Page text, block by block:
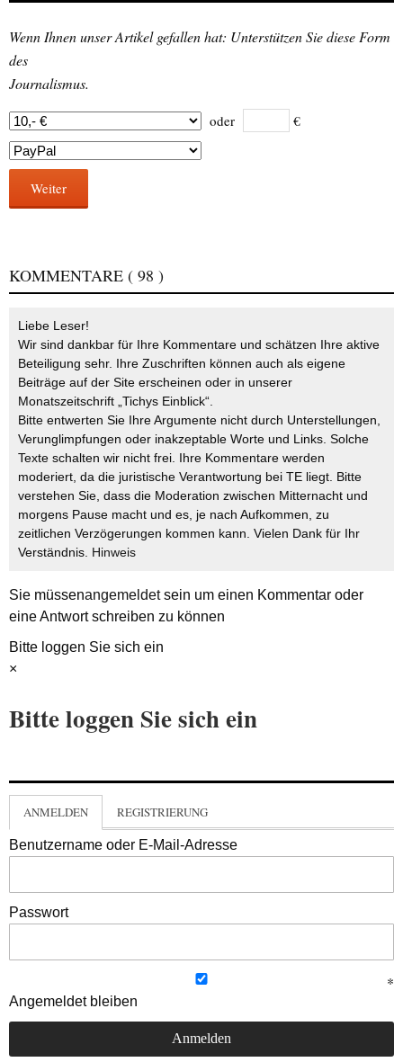
Wenn Ihnen unser Artikel gefallen hat: Unterstützen Sie diese Form
des
Journalismus.
oder €
Weiter
KOMMENTARE ( 98 )
Liebe Leser!
Wir sind dankbar für Ihre Kommentare und schätzen Ihre aktive
Beteiligung sehr. Ihre Zuschriften können auch als eigene
Beiträge auf der Site erscheinen oder in unserer
Monatszeitschrift „Tichys Einblick“.
Bitte entwerten Sie Ihre Argumente nicht durch Unterstellungen,
Verunglimpfungen oder inakzeptable Worte und Links. Solche
Texte schalten wir nicht frei. Ihre Kommentare werden
moderiert, da die juristische Verantwortung bei TE liegt. Bitte
verstehen Sie, dass die Moderation zwischen Mitternacht und
morgens Pause macht und es, je nach Aufkommen, zu
zeitlichen Verzögerungen kommen kann. Vielen Dank für Ihr
Verständnis. Hinweis
Sie müssenangemeldetsein um einen Kommentar oder
eine Antwort schreiben zu können
Bitte loggen Sie sich ein
×
Bitte loggen Sie sich ein
ANMELDEN REGISTRIERUNG
Benutzername oder E-Mail-Adresse
Passwort
Angemeldet bleiben